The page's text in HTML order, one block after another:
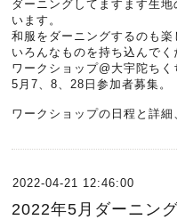
ダーニングしてますます生
います。
和服をダーニングするのも楽
いろんなものを持ち込んでく
ワークショップ@大宇陀ちく
5月7、8、28日参加者募集。
ワークショップの日程と詳細
2022-04-21 12:46:00
2022年5月ダーニン